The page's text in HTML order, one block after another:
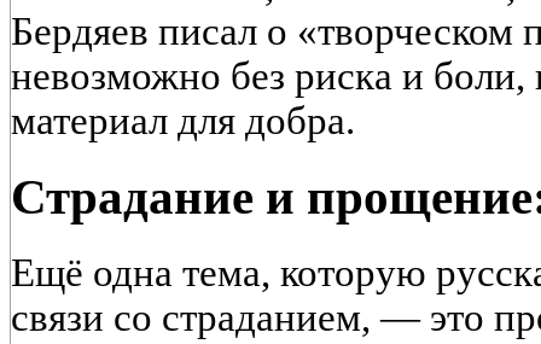
Бердяев писал о «творческом
невозможно без риска и
материал для добра.
Страдание и
Ещё одна тема, которую
связи со страданием, — это